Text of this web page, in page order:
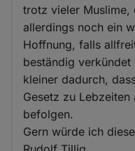
trotz vieler Muslime,
allerdings noch ein
Hoffnung, falls
beständig
kleiner dadurch,
Gesetz zu
befolgen.
Gern würde ich